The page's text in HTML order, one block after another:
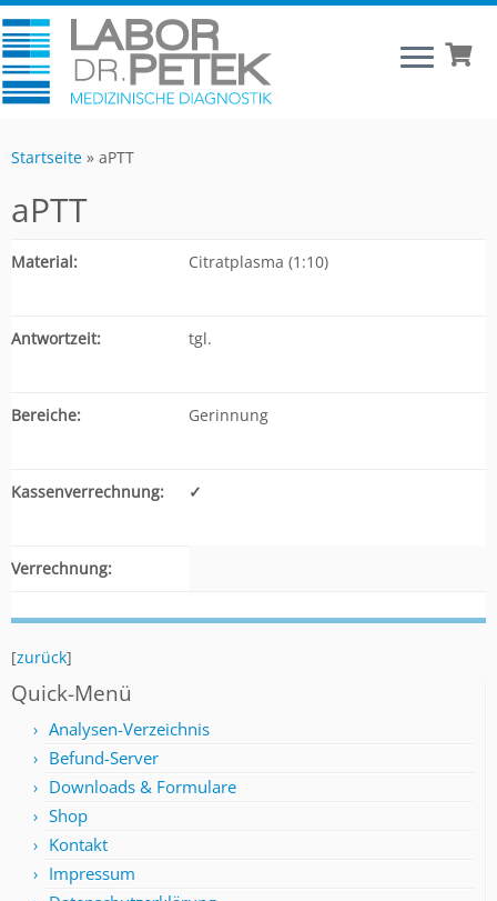
Startseite » aPTT
aPTT
Material: Citratplasma (1:10)
Antwortzeit: tgl.
Bereiche: Gerinnung
Kassenverrechnung: ✓
Verrechnung:
[zurück]
Quick-Menü
Analysen-Verzeichnis
Befund-Server
Downloads & Formulare
Shop
Kontakt
Impressum